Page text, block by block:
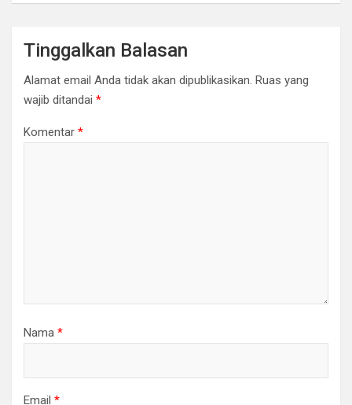
Tinggalkan Balasan
Alamat email Anda tidak akan dipublikasikan. Ruas yang
wajib ditandai *
Komentar *
Nama *
Email *